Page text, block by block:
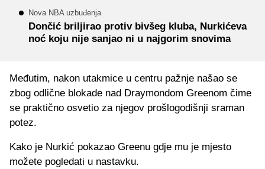
Nova NBA uzbuđenja
Dončić briljirao protiv bivšeg kluba, Nurkićeva
noć koju nije sanjao ni u najgorim snovima
Međutim, nakon utakmice u centru pažnje našao se
zbog odlične blokade nad Draymondom Greenom čime
se praktično osvetio za njegov prošlogodišnji sraman
potez.
Kako je Nurkić pokazao Greenu gdje mu je mjesto
možete pogledati u nastavku.